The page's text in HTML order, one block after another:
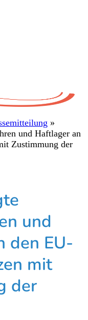
»
und Haftlager an
Zustimmung der
und
den EU-
mit
der